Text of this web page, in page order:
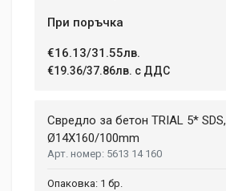
При поръчка
€16.13/31.55лв.
€19.36/37.86лв. с ДДС
Свредло за бетон TRIAL 5* SDS,
Ø14X160/100mm
5613 14 160
1 бр.